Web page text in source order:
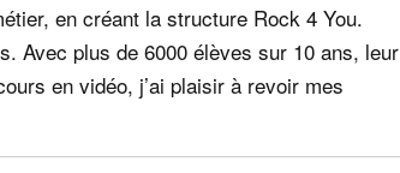
en créant la structure Rock 4 You.
Avec plus de 6000 élèves sur 10 ans, leur
en vidéo, j’ai plaisir à revoir mes